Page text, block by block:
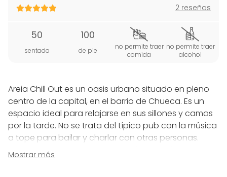
2 reseñas
50
sentada
100
de pie
no permite traer
comida
no permite traer
alcohol
Areia Chill Out es un oasis urbano situado en pleno
centro de la capital, en el barrio de Chueca. Es un
espacio ideal para relajarse en sus sillones y camas
por la tarde. No se trata del típico pub con la música
a tope para bailar y charlar con otras personas.
Areia ya se ha convertido en un lugar emblemático,
famoso por su decoración de reminiscencias
Mostrar más